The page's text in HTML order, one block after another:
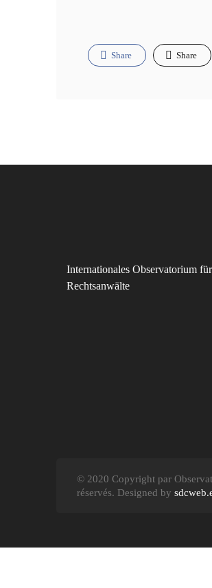
Share Share
Internationales Observatorium für
Rechtsanwälte
© 2020 Copyright par
réservés. Designed by